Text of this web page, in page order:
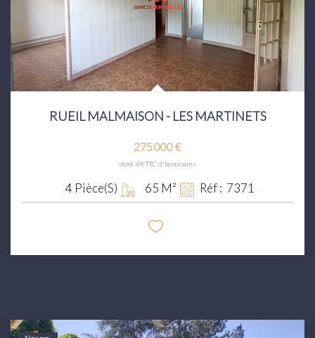
RUEIL MALMAISON - LES MARTINETS
275 000 €
dont 4% TTC d'honoraires
4 Pièce(s) 65 M² Réf : 7371